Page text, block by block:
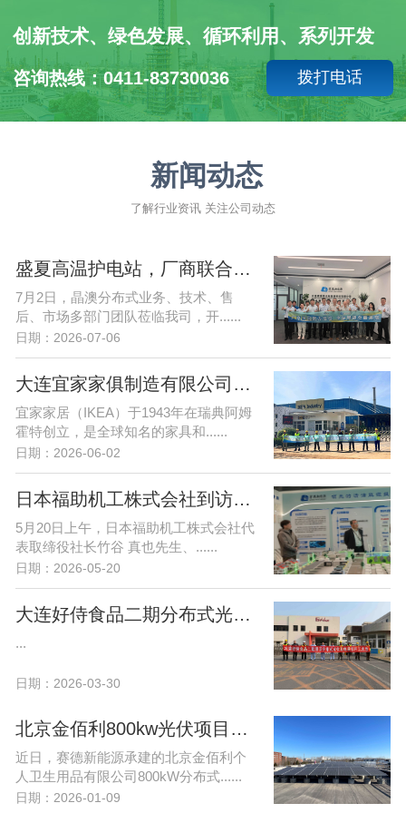
创新技术、绿色发展、循环利用、系列开发
咨询热线：0411-83730036 拨打电话
新闻动态
了解行业资讯 关注公司动态
盛夏高温护电站，厂商联合强运维| 晶澳&赛德携手护航东北光储发展
7月2日，晶澳分布式业务、技术、售
后、市场多部门团队莅临我司，开......
日期：2026-07-06
大连宜家家俱制造有限公司1MW分布式光伏项目开工大吉！
宜家家居（IKEA）于1943年在瑞典阿姆
霍特创立，是全球知名的家具和......
日期：2026-06-02
日本福助机工株式会社到访赛德新能源 共商合作新机遇
5月20日上午，日本福助机工株式会社代
表取缔役社长竹谷 真也先生、......
日期：2026-05-20
大连好侍食品二期分布式光伏项目开工大吉！
...
日期：2026-03-30
北京金佰利800kw光伏项目顺利并网-赛德喜获优秀施工单位荣誉！
近日，赛德新能源承建的北京金佰利个
人卫生用品有限公司800kW分布式......
日期：2026-01-09